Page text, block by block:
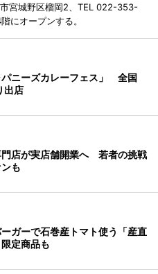
市宮城野区榴岡2、TEL 022-353-
にオープンする。
パニーズカレーフェス」 全国
出店
門店が実店舗開業へ 若者の挑戦
も
ガーで石巻産トマト使う「産直
定商品も